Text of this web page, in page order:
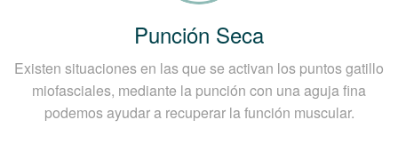
Punción Seca
Existen situaciones en las que se activan los puntos gatillo
miofasciales, mediante la punción con una aguja fina
podemos ayudar a recuperar la función muscular.